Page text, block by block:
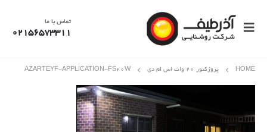
تماس با ما
02156573311
HOME پروژکتور 20 وات اس ام دی AZARTEYF-APPLICATION-FS۲۰W